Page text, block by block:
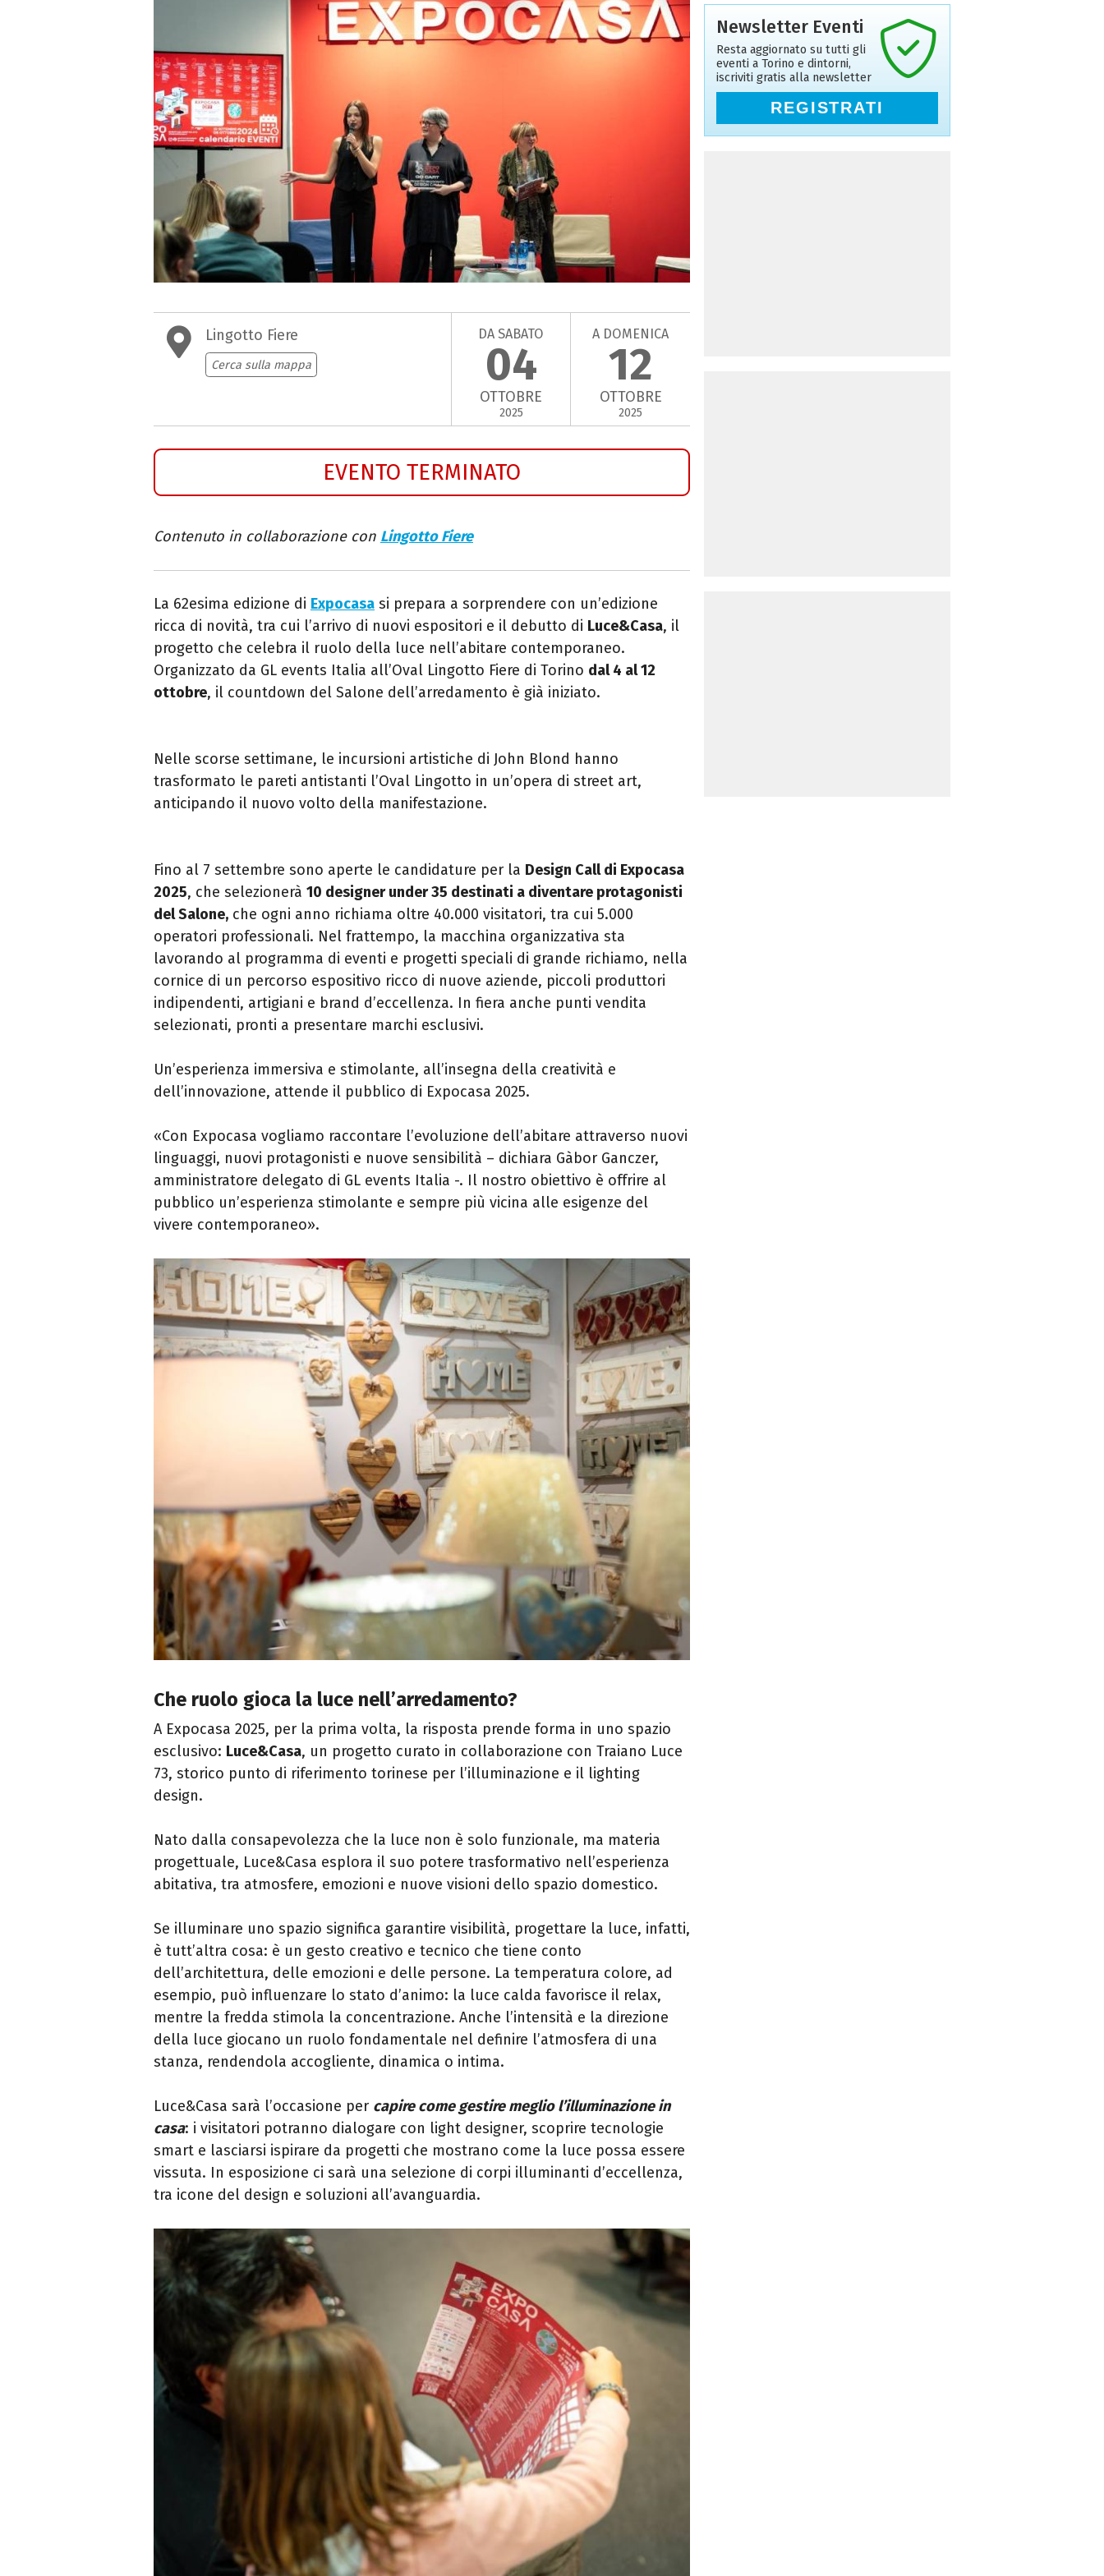
Lingotto Fiere
Cerca sulla mappa
DA SABATO
04
OTTOBRE
2025
A DOMENICA
12
OTTOBRE
2025
EVENTO TERMINATO
Contenuto in collaborazione con Lingotto Fiere
La 62esima edizione di Expocasa si prepara a sorprendere con un’edizione
ricca di novità, tra cui l’arrivo di nuovi espositori e il debutto di Luce&Casa, il
progetto che celebra il ruolo della luce nell’abitare contemporaneo.
Organizzato da GL events Italia all’Oval Lingotto Fiere di Torino dal 4 al 12
ottobre, il countdown del Salone dell’arredamento è già iniziato.
Nelle scorse settimane, le incursioni artistiche di John Blond hanno
trasformato le pareti antistanti l’Oval Lingotto in un’opera di street art,
anticipando il nuovo volto della manifestazione.
Fino al 7 settembre sono aperte le candidature per la Design Call di Expocasa
2025, che selezionerà 10 designer under 35 destinati a diventare protagonisti
del Salone, che ogni anno richiama oltre 40.000 visitatori, tra cui 5.000
operatori professionali. Nel frattempo, la macchina organizzativa sta
lavorando al programma di eventi e progetti speciali di grande richiamo, nella
cornice di un percorso espositivo ricco di nuove aziende, piccoli produttori
indipendenti, artigiani e brand d’eccellenza. In fiera anche punti vendita
selezionati, pronti a presentare marchi esclusivi.
Un’esperienza immersiva e stimolante, all’insegna della creatività e
dell’innovazione, attende il pubblico di Expocasa 2025.
«Con Expocasa vogliamo raccontare l’evoluzione dell’abitare attraverso nuovi
linguaggi, nuovi protagonisti e nuove sensibilità – dichiara Gàbor Ganczer,
amministratore delegato di GL events Italia -. Il nostro obiettivo è offrire al
pubblico un’esperienza stimolante e sempre più vicina alle esigenze del
vivere contemporaneo».
Che ruolo gioca la luce nell’arredamento?
A Expocasa 2025, per la prima volta, la risposta prende forma in uno spazio
esclusivo: Luce&Casa, un progetto curato in collaborazione con Traiano Luce
73, storico punto di riferimento torinese per l’illuminazione e il lighting
design.
Nato dalla consapevolezza che la luce non è solo funzionale, ma materia
progettuale, Luce&Casa esplora il suo potere trasformativo nell’esperienza
abitativa, tra atmosfere, emozioni e nuove visioni dello spazio domestico.
Se illuminare uno spazio significa garantire visibilità, progettare la luce, infatti,
è tutt’altra cosa: è un gesto creativo e tecnico che tiene conto
dell’architettura, delle emozioni e delle persone. La temperatura colore, ad
esempio, può influenzare lo stato d’animo: la luce calda favorisce il relax,
mentre la fredda stimola la concentrazione. Anche l’intensità e la direzione
della luce giocano un ruolo fondamentale nel definire l’atmosfera di una
stanza, rendendola accogliente, dinamica o intima.
Luce&Casa sarà l’occasione per capire come gestire meglio l’illuminazione in
casa: i visitatori potranno dialogare con light designer, scoprire tecnologie
smart e lasciarsi ispirare da progetti che mostrano come la luce possa essere
vissuta. In esposizione ci sarà una selezione di corpi illuminanti d’eccellenza,
tra icone del design e soluzioni all’avanguardia.
Newsletter Eventi
Resta aggiornato su tutti gli
eventi a Torino e dintorni,
iscriviti gratis alla newsletter
REGISTRATI